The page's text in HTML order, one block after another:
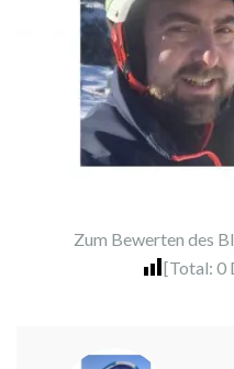
Zum Bewerten des
[Total: 0